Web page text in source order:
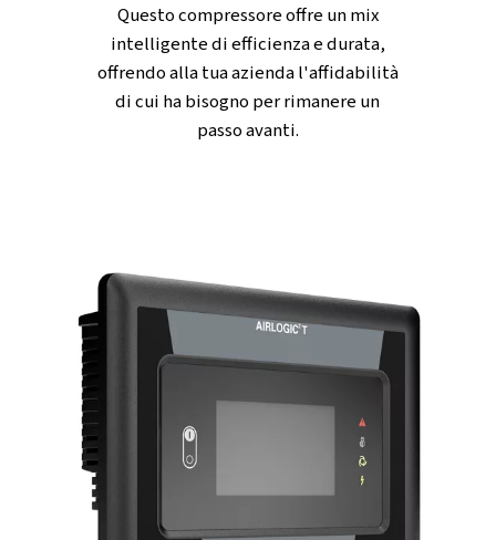
Trasmissione diretta e
trasmissione con grado di
protezione IP66
più fluido e costi energetici ridotti, anche quando il
lavoro è impegnativo.
Costruito per condizioni difficili
- Il gruppo di
con grado di protezione IP66 diquesto compressore è
progettato per gestire polvere, umidità e altre
Ciò significa meno guasti, meno manutenzione e
affidabilità, ovunque lo utilizzi.